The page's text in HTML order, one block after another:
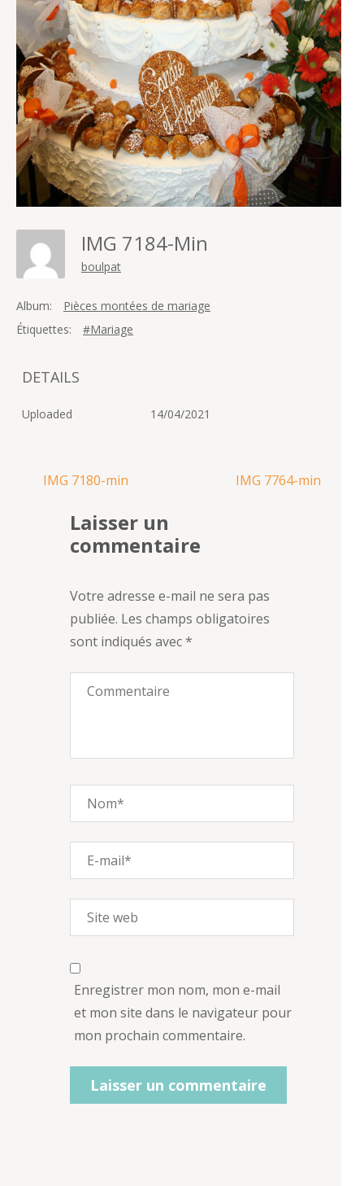
IMG 7184-Min
boulpat
Album:
Pièces montées de mariage
Étiquettes:
#Mariage
DETAILS
Uploaded 14/04/2021
Navigation
l’article
IMG 7180-min IMG 7764-min
Laisser un
commentaire
Votre adresse e-mail ne sera pas
publiée. Les champs obligatoires
sont indiqués avec*
Enregistrer mon nom, mon e-mail
et mon site dans le navigateur pour
mon prochain commentaire.